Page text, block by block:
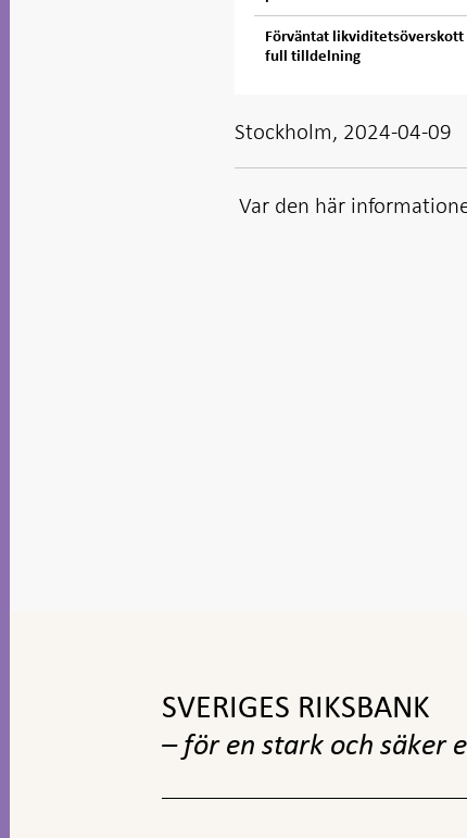
Förväntat likviditetsöverskott
full tilldelning
Stockholm, 2024-04-09
Var den här
SVERIGES RIKSBANK
– för en stark och säker